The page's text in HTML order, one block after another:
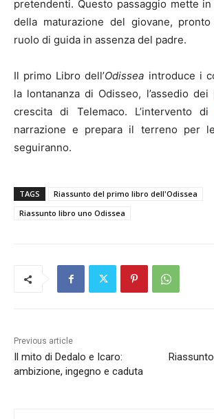
pretendenti. Questo passaggio mette in
della maturazione del giovane,
ruolo di guida in assenza del padre.
Il primo Libro dell’Odissea introduce i
la lontananza di Odisseo, l’assedio
crescita di Telemaco. L’intervento
narrazione e prepara il terreno per
seguiranno.
TAGS
Riassunto del primo libro dell'Odissea
Riassunto libro uno Odissea
Previous article
Il mito di Dedalo e Icaro:
ambizione, ingegno e caduta